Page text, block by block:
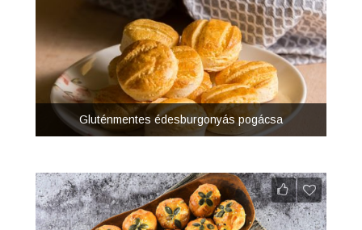
Gluténmentes édesburgonyás pogácsa